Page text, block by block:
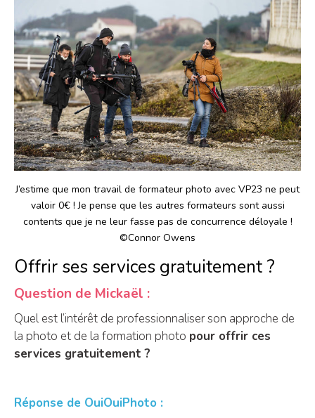
J’estime que mon travail de formateur photo avec VP23 ne peut
valoir 0€ ! Je pense que les autres formateurs sont aussi
contents que je ne leur fasse pas de concurrence déloyale !
©Connor Owens
Offrir ses services gratuitement ?
Question de Mickaël :
Quel est l’intérêt de professionnaliser son approche de
la photo et de la formation photo pour offrir ces
services gratuitement ?
Réponse de OuiOuiPhoto :